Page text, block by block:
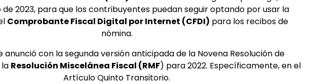
de 2023, para que los contribuyentes puedan seguir optando por usar la
Comprobante Fiscal Digital por Internet (CFDI) para los recibos de
nómina.
anunció con la segunda versión anticipada de la Novena Resolución de
Resolución Miscelánea Fiscal (RMF) para 2022. Específicamente, en el
Artículo Quinto Transitorio.